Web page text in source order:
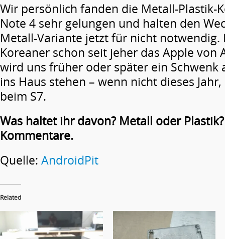
Wir persönlich fanden die Metall-Plastik-
Note 4 sehr gelungen und halten den
Metall-Variante jetzt für nicht notwendig.
Koreaner schon seit jeher das Apple von
wird uns früher oder später ein Schwenk
ins Haus stehen – wenn nicht dieses
beim S7.
Was haltet ihr davon? Metall oder
Kommentare.
Quelle: AndroidPit
Related